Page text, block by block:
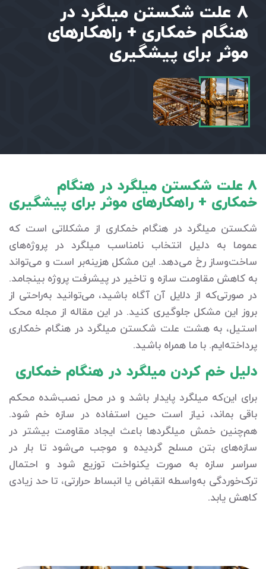
8 علت شکستن میلگرد در
هنگام خمکاری + راهکارهای
موثر برای پیشگیری
8 علت شکستن میلگرد در هنگام
خمکاری + راهکارهای موثر برای پیشگیری
شکستن میلگرد در هنگام خمکاری از مشکلاتی است که
عموما به دلیل انتخاب نامناسب میلگرد در پروژه‌های
ساخت‌وساز رخ می‌دهد. این مشکل هزینه‌بر است و می‌تواند
به کاهش مقاومت سازه و تاخیر در پیشرفت پروژه بینجامد.
در صورتی‌که از دلایل آن آگاه باشید، می‌توانید به‌راحتی از
بروز این مشکل جلوگیری کنید. در این مقاله از مجله محک
استیل، به هشت علت شکستن میلگرد در هنگام خمکاری
پرداخته‌ایم. با ما همراه باشید.
دلیل خم کردن میلگرد در هنگام خمکاری
برای این‌که میلگرد پایدار باشد و در محل نصب‌شده محکم
باقی بماند، نیاز است حین استفاده در سازه خم شود.
هم‌چنین خمش میلگردها باعث ایجاد مقاومت بیشتر در
سازه‌های بتن مسلح گردیده و موجب می‌شود تا بار در
سراسر سازه به صورت یکنواخت توزیع شود و احتمال
ترک‌خوردگی به‌واسطه انقباض یا انبساط حرارتی، تا حد زیادی
کاهش یابد.